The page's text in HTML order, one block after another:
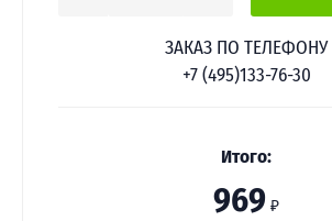
ЗАКАЗ ПО ТЕЛЕФОНУ
+7 (495)133-76-30
Итого:
969 ₽